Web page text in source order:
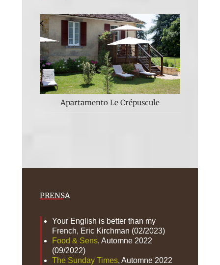
Apartamento Le Crépuscule
PRENSA
Your English is better than my
French, Eric Kirchman (02/2023)
Food & Sens, Automne 2022
(09/2022)
The Sunday Times, Automne 2022